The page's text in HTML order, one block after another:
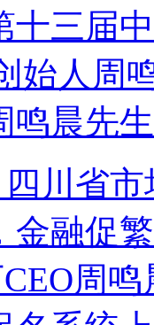
十三届
始人周
鸣晨先
川省市
金融促
周鸣